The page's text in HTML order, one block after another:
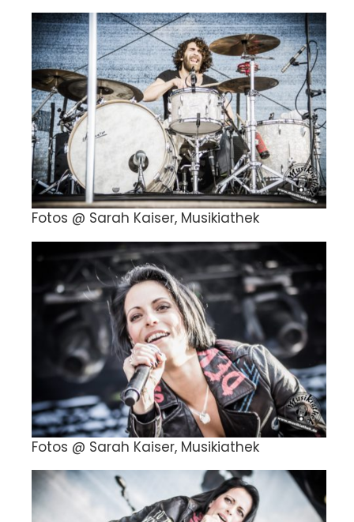
Fotos @ Sarah Kaiser, Musikiathek
Fotos @ Sarah Kaiser, Musikiathek